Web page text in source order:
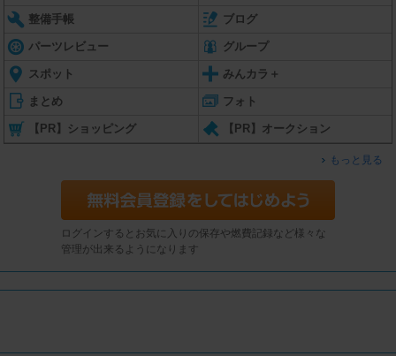
整備手帳 ブログ
パーツレビュー グループ
スポット みんカラ＋
まとめ フォト
【PR】ショッピング 【PR】オークション
もっと見る
ログインするとお気に入りの保存や燃費記録など様々な
管理が出来るようになります